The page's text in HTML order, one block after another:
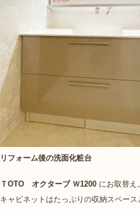
リフォーム後の洗面化粧台
ＴOTO オクターブ Ｗ1200 にお取替え。
キャビネットはたっぷりの収納スペー